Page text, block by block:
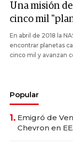
Una misión
cinco mil
En abril de 2018 la
encontrar planetas
cinco mil y avanzan
Popular
1. Emigró de
Chevron en